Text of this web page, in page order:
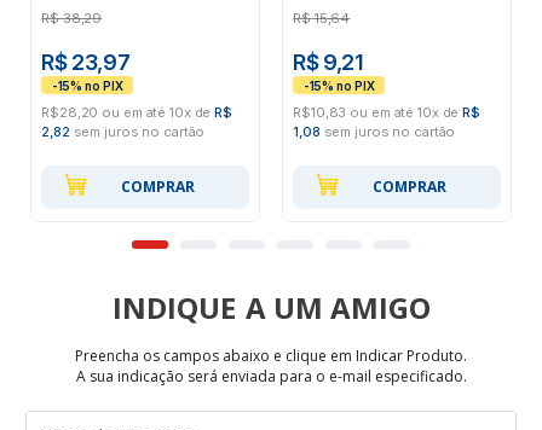
R$ 38,29
R$ 23,97
R$28,20 ou em até 10x deR$
2,82 sem juros no cartão
COMPRAR
R$ 15,64
R$ 9,21
R$10,83 ou em até 10x deR$
1,08 sem juros no cartão
COMPRAR
INDIQUE
Preencha os campos abaixo e clique em Indicar Produto.
A sua indicação será enviada para o e-mail especificado.